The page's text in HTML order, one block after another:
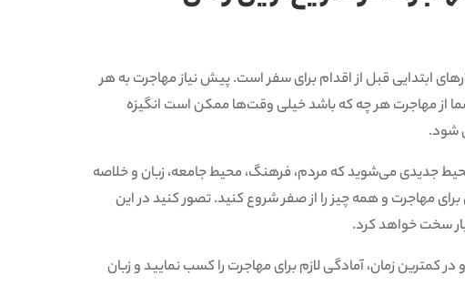
ابتدایی قبل از اقدام برای سفر است. پیش نیاز مهاجرت به هر
از مهاجرت هر چه که باشد خیلی وقت‌ها ممکن است انگیزه
شود.
جدیدی می‌شوید که مردم، فرهنگ، محیط جامعه، زبان و خلاصه
برای مهاجرت و همه چیز را از صفر شروع کنید. تصور کنید در این
سخت خواهد کرد.
کمترین زمان، آمادگی لازم برای مهاجرت را کسب نمایید و زبان